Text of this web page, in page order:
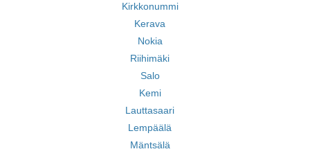
Kirkkonummi
Kerava
Nokia
Riihimäki
Salo
Kemi
Lauttasaari
Lempäälä
Mäntsälä